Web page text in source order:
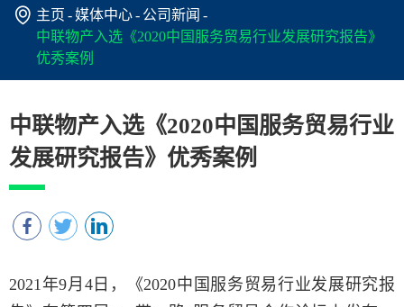
 主页 媒体中心
公司新闻
中联物产入选《2020中国服务贸易行业发展研究报告》
优秀案例
中联物产入选《2020中国服务贸易行业
发展研究报告》优秀案例
2021年9月4日，《2020中国服务贸易行业发展研究报